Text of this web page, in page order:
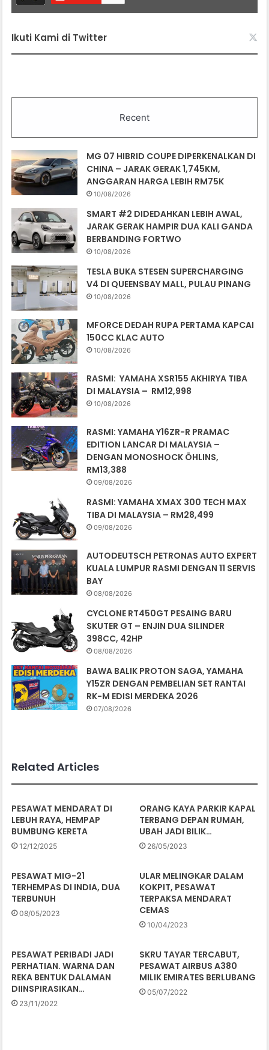
Ikuti Kami di Twitter
Recent
MG 07 HIBRID COUPE DIPERKENALKAN DI
CHINA – JARAK GERAK 1,745KM,
ANGGARAN HARGA LEBIH RM75K
10/08/2026
SMART #2 DIDEDAHKAN LEBIH AWAL,
JARAK GERAK HAMPIR DUA KALI GANDA
BERBANDING FORTWO
10/08/2026
TESLA BUKA STESEN SUPERCHARGING
V4 DI QUEENSBAY MALL, PULAU PINANG
10/08/2026
MFORCE DEDAH RUPA PERTAMA KAPCAI
150CC KLAC AUTO
10/08/2026
RASMI: YAMAHA XSR155 AKHIRYA TIBA
DI MALAYSIA – RM12,998
10/08/2026
RASMI: YAMAHA Y16ZR-R PRAMAC
EDITION LANCAR DI MALAYSIA –
DENGAN MONOSHOCK ÖHLINS,
RM13,388
09/08/2026
RASMI: YAMAHA XMAX 300 TECH MAX
TIBA DI MALAYSIA – RM28,499
09/08/2026
AUTODEUTSCH PETRONAS AUTO EXPERT
KUALA LUMPUR RASMI DENGAN 11 SERVIS
BAY
08/08/2026
CYCLONE RT450GT PESAING BARU
SKUTER GT – ENJIN DUA SILINDER
398CC, 42HP
08/08/2026
BAWA BALIK PROTON SAGA, YAMAHA
Y15ZR DENGAN PEMBELIAN SET RANTAI
RK-M EDISI MERDEKA 2026
07/08/2026
Related Articles
PESAWAT MENDARAT DI
LEBUH RAYA, HEMPAP
BUMBUNG KERETA
12/12/2025
ORANG KAYA PARKIR KAPAL
TERBANG DEPAN RUMAH,
UBAH JADI BILIK…
26/05/2023
PESAWAT MIG-21
TERHEMPAS DI INDIA, DUA
TERBUNUH
08/05/2023
ULAR MELINGKAR DALAM
KOKPIT, PESAWAT
TERPAKSA MENDARAT
CEMAS
10/04/2023
PESAWAT PERIBADI JADI
PERHATIAN. WARNA DAN
REKA BENTUK DALAMAN
DIINSPIRASIKAN…
23/11/2022
SKRU TAYAR TERCABUT,
PESAWAT AIRBUS A380
MILIK EMIRATES BERLUBANG
05/07/2022